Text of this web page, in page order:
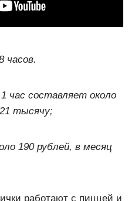
часов.
час составляет около
тысячу;
190 рублей, в месяц
работают с пиццей и